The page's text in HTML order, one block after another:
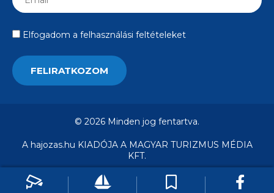
Elfogadom a felhasználási feltételeket
© 2026 Minden jog fentartva.
A hajozas.hu KIADÓJA A MAGYAR TURIZMUS MÉDIA
KFT.